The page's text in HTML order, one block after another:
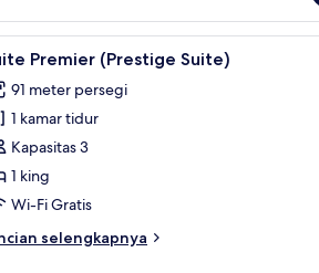
bulu angsa, dan minibar Suite Premier
5 Premier (Prestige Suite)
91 meter persegi
1 kamar tidur
Kapasitas 3
1 king
Wi-Fi Gratis
selengkapnya